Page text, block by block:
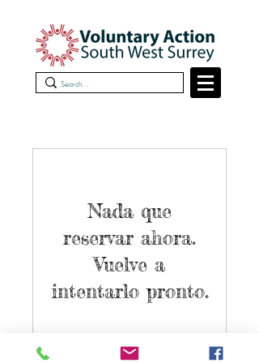
Nada que
reservar ahora.
Vuelve a
intentarlo pronto.